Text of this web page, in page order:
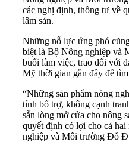
các nghị định, thông tư về
lâm sản.
Những nỗ lực ứng phó
biệt là Bộ Nông nghiệp và
buổi làm việc, trao đổi với
Mỹ thời gian gần đây để
“Những sản phẩm nông
tính bổ trợ, không cạnh
sẵn lòng mở cửa cho nông
quyết định có lợi cho cả
nghiệp và Môi trường Đỗ